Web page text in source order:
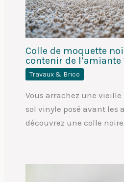
Colle de moquette
contenir de l’amiante
Travaux & Brico
Vous arrachez une
sol vinyle posé avant les
découvrez une colle